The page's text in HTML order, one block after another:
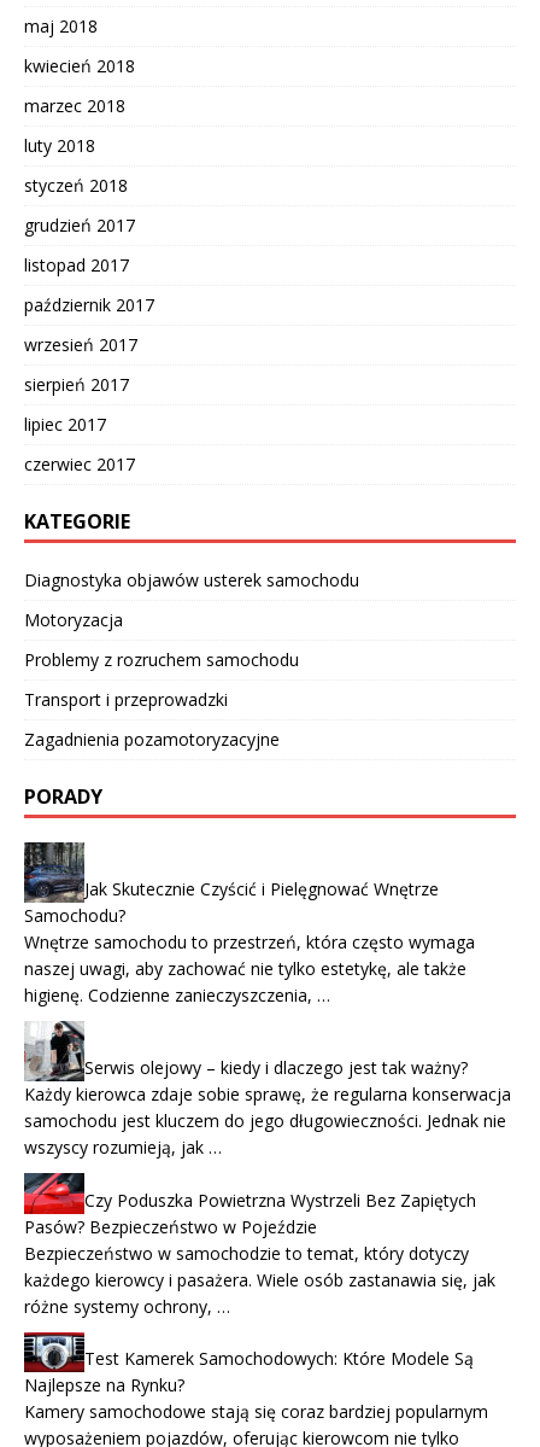
maj 2018
kwiecień 2018
marzec 2018
luty 2018
styczeń 2018
grudzień 2017
listopad 2017
październik 2017
wrzesień 2017
sierpień 2017
lipiec 2017
czerwiec 2017
KATEGORIE
Diagnostyka objawów usterek samochodu
Motoryzacja
Problemy z rozruchem samochodu
Transport i przeprowadzki
Zagadnienia pozamotoryzacyjne
PORADY
Jak Skutecznie Czyścić i Pielęgnować Wnętrze
Samochodu?
Wnętrze samochodu to przestrzeń, która często wymaga
naszej uwagi, aby zachować nie tylko estetykę, ale także
higienę. Codzienne zanieczyszczenia, …
Serwis olejowy – kiedy i dlaczego jest tak ważny?
Każdy kierowca zdaje sobie sprawę, że regularna konserwacja
samochodu jest kluczem do jego długowieczności. Jednak nie
wszyscy rozumieją, jak …
Czy Poduszka Powietrzna Wystrzeli Bez Zapiętych
Pasów? Bezpieczeństwo w Pojeździe
Bezpieczeństwo w samochodzie to temat, który dotyczy
każdego kierowcy i pasażera. Wiele osób zastanawia się, jak
różne systemy ochrony, …
Test Kamerek Samochodowych: Które Modele Są
Najlepsze na Rynku?
Kamery samochodowe stają się coraz bardziej popularnym
wyposażeniem pojazdów, oferując kierowcom nie tylko